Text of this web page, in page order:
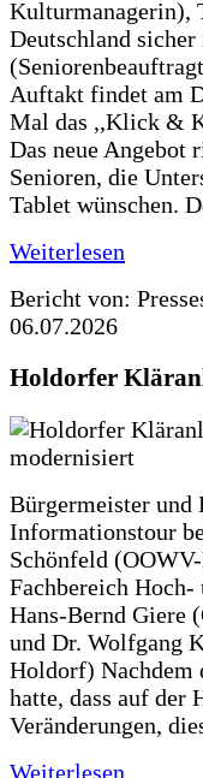
Kulturmanagerin),
Deutschland
Auftakt findet am
Mal das ,,Klick &
Das neue Angebot
Senioren, die
Tablet wünschen.
Weiterlesen
Bericht von:
06.07.2026
Holdorfer
Bürgermeister und
Informationstour
Schönfeld
Fachbereich
Hans-Bernd Giere
und Dr. Wolfgang
Holdorf) Nachdem
hatte, dass auf der
Veränderungen,
Weiterlesen